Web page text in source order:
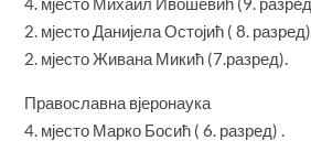
2. мјесто Данијела Остојић ( 8.
2. мјесто Живана Микић (7.разред).
Православна вјеронаука
4. мјесто Марко Босић ( 6. разред) .